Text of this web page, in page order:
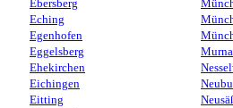
Ebersberg
Eching
Egenhofen
Eggelsberg
Ehekirchen
Eichingen
Eitting